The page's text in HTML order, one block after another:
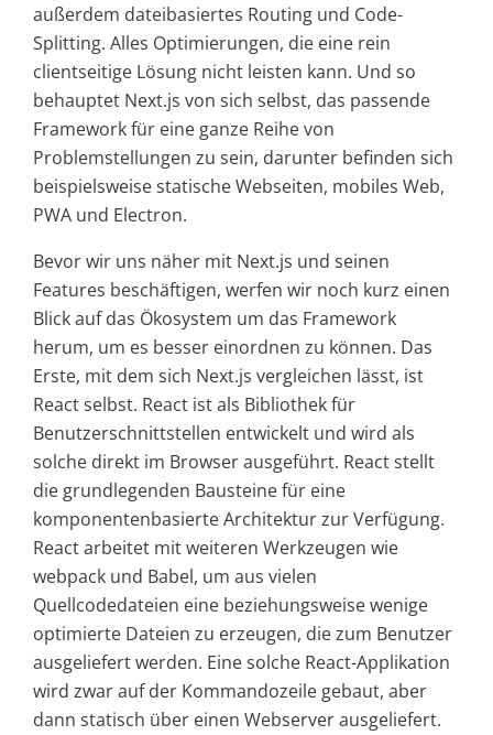
außerdem dateibasiertes Routing und Code-
Splitting. Alles Optimierungen, die eine rein
clientseitige Lösung nicht leisten kann. Und so
behauptet Next.js von sich selbst, das passende
Framework für eine ganze Reihe von
Problemstellungen zu sein, darunter befinden sich
beispielsweise statische Webseiten, mobiles Web,
PWA und Electron.
Bevor wir uns näher mit Next.js und seinen
Features beschäftigen, werfen wir noch kurz einen
Blick auf das Ökosystem um das Framework
herum, um es besser einordnen zu können. Das
Erste, mit dem sich Next.js vergleichen lässt, ist
React selbst. React ist als Bibliothek für
Benutzerschnittstellen entwickelt und wird als
solche direkt im Browser ausgeführt. React stellt
die grundlegenden Bausteine für eine
komponentenbasierte Architektur zur Verfügung.
React arbeitet mit weiteren Werkzeugen wie
webpack und Babel, um aus vielen
Quellcodedateien eine beziehungsweise wenige
optimierte Dateien zu erzeugen, die zum Benutzer
ausgeliefert werden. Eine solche React-Applikation
wird zwar auf der Kommandozeile gebaut, aber
dann statisch über einen Webserver ausgeliefert.